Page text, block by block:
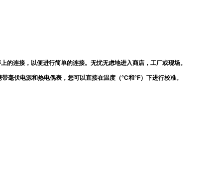
的连接，以便进行简单的连接。无忧无虑地进入商店，工厂或现场。
伏电源和热电偶表，您可以直接在温度（°C和°F）下进行校准。